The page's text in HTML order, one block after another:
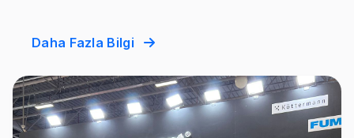
Daha Fazla Bilgi